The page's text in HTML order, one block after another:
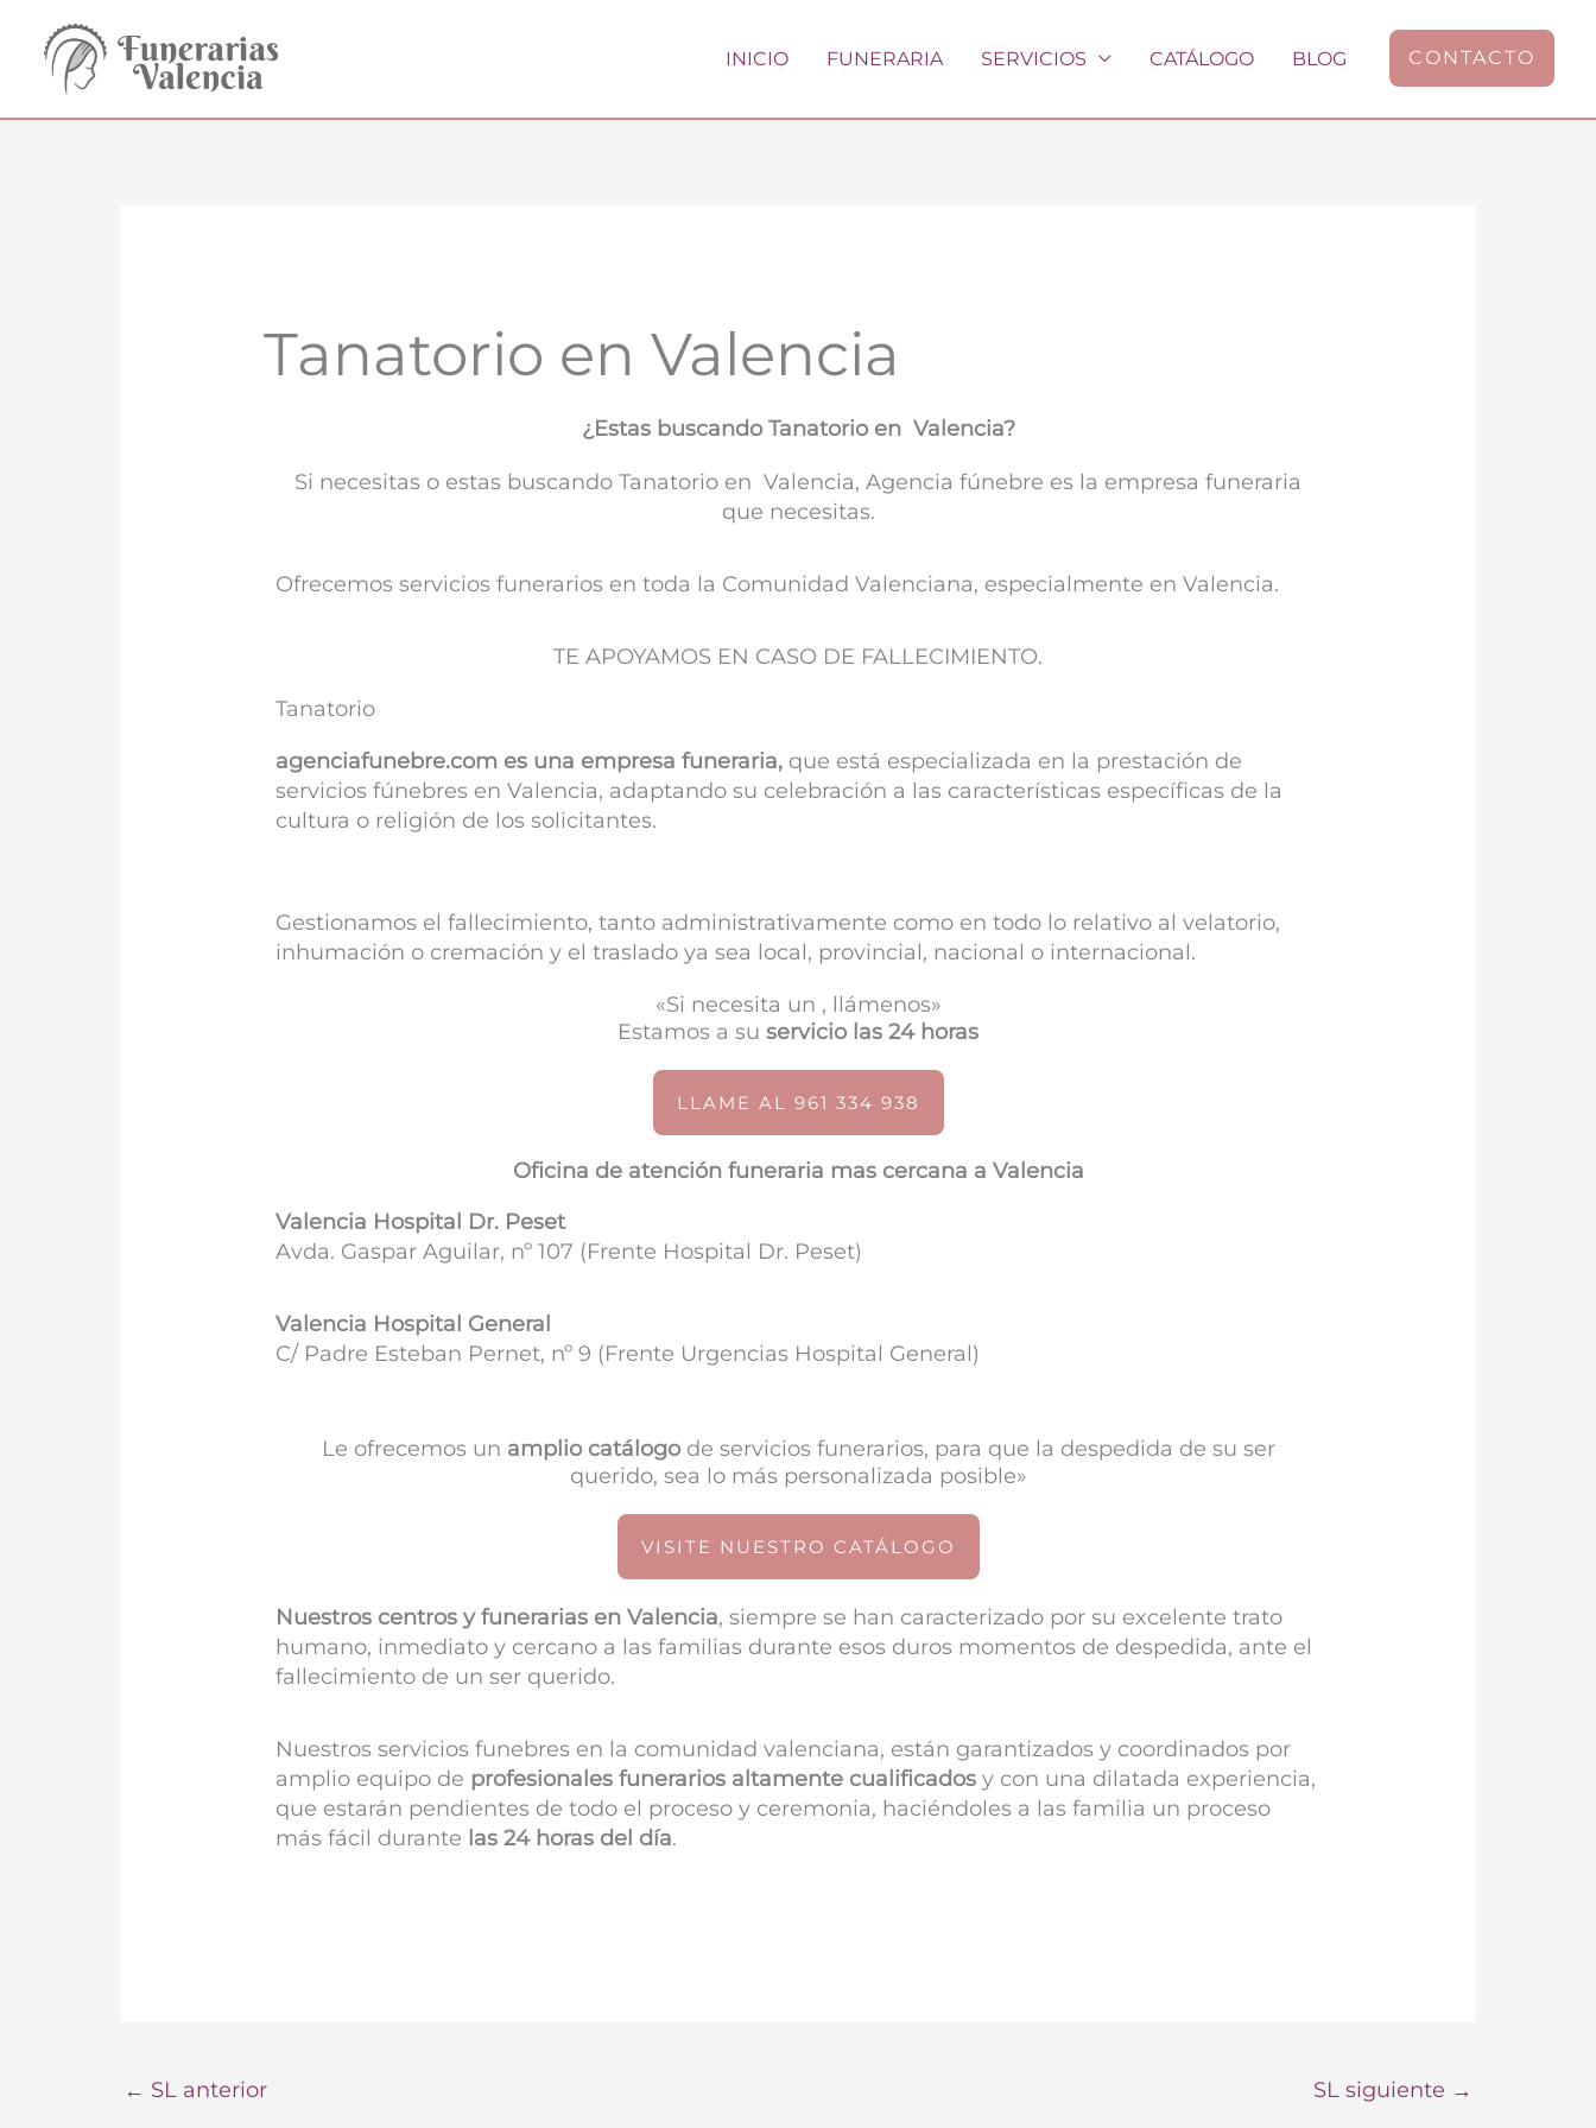
contenido
INICIO FUNERARIA SERVICIOS CATÁLOGO BLOG CONTACTO
Tanatorio en Valencia
¿Estas buscando Tanatorio en Valencia?
Si necesitas o estas buscando Tanatorio en Valencia, Agencia fúnebre es la empresa funeraria
que necesitas.
Ofrecemos servicios funerarios en toda la Comunidad Valenciana, especialmente en Valencia.
TE APOYAMOS EN CASO DE FALLECIMIENTO.
Tanatorio
agenciafunebre.com es una empresa funeraria, que está especializada en la prestación de
servicios fúnebres en Valencia, adaptando su celebración a las características específicas de la
cultura o religión de los solicitantes.
Gestionamos el fallecimiento, tanto administrativamente como en todo lo relativo al velatorio,
inhumación o cremación y el traslado ya sea local, provincial, nacional o internacional.
«Si necesita un , llámenos»
Estamos a su servicio las 24 horas
LLAME AL 961 334 938
Oficina de atención funeraria mas cercana a Valencia
Valencia Hospital Dr. Peset
Avda. Gaspar Aguilar, nº 107 (Frente Hospital Dr. Peset)
Valencia Hospital General
C/ Padre Esteban Pernet, nº 9 (Frente Urgencias Hospital General)
Le ofrecemos un amplio catálogo de servicios funerarios, para que la despedida de su ser
querido, sea lo más personalizada posible»
VISITE NUESTRO CATÁLOGO
Nuestros centros y funerarias en Valencia, siempre se han caracterizado por su excelente trato
humano, inmediato y cercano a las familias durante esos duros momentos de despedida, ante el
fallecimiento de un ser querido.
Nuestros servicios funebres en la comunidad valenciana, están garantizados y coordinados por
amplio equipo de profesionales funerarios altamente cualificados y con una dilatada experiencia,
que estarán pendientes de todo el proceso y ceremonia, haciéndoles a las familia un proceso
más fácil durante las 24 horas del día.
← SL anterior SL siguiente →